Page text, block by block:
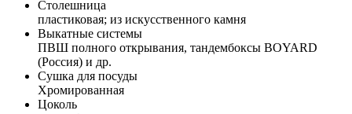
Столешница
пластиковая; из искусственного камня
Выкатные системы
ПВШ полного открывания, тандембоксы BOYARD
(Россия) и др.
Сушка для посуды
Хромированная
Цоколь